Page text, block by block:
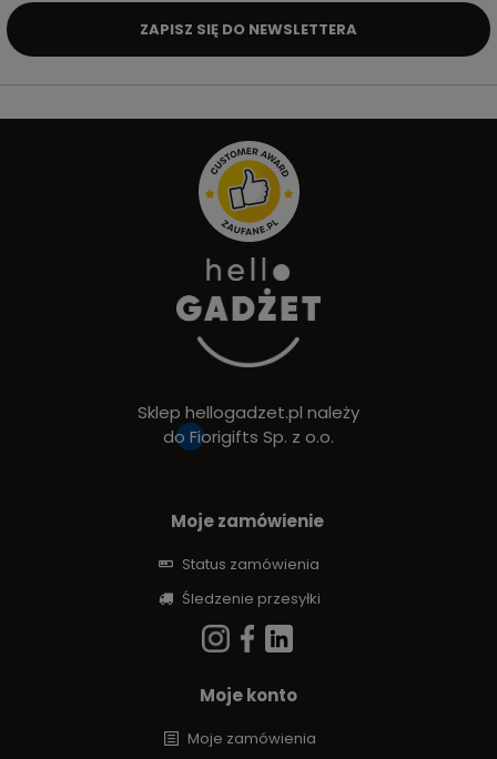
ZAPISZ SIĘ DO NEWSLETTERA
Sklep hellogadzet.pl należy
do Fiorigifts Sp. z o.o.
Moje zamówienie
Status zamówienia
Śledzenie przesyłki
Moje konto
Moje zamówienia